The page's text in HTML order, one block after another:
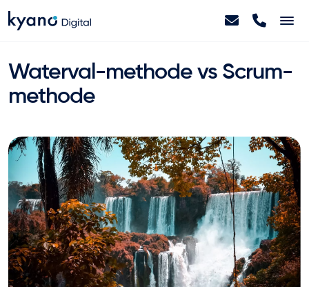
Home
Projecten
Diensten
Artikelen
Over ons
Waterval-methode vs Scrum-
methode